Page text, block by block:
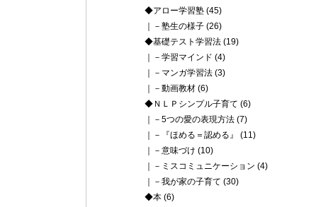
◆アロー学習塾(45)
｜－塾生の様子(26)
◆基礎テスト学習法(19)
｜－学習マインド (4)
｜－マンガ学習法(3)
｜－動画教材(6)
◆ＮＬＰシンプル子育て (6)
｜－5つの愛の表現方法(7)
｜－『ほめる＝認める』
(11)
｜－意味づけ (10)
｜－ミスコミュニケーション (4)
｜－我が家の子育て (30)
◆本(6)